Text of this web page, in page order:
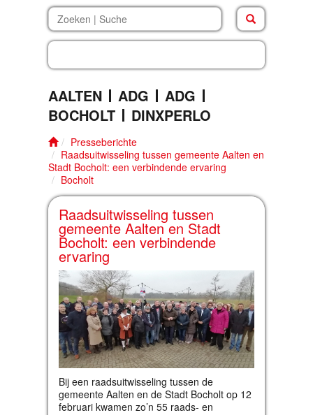
bocholt.
AALTEN ADG
ADG
BOCHOLT
DINXPERLO
Presseberichte
Raadsuitwisseling tussen gemeente Aalten en
Stadt Bocholt: een verbindende ervaring
Bocholt
Raadsuitwisseling tussen
gemeente Aalten en Stadt
Bocholt: een verbindende
ervaring
Bij een raadsuitwisseling tussen de
gemeente Aalten en de Stadt Bocholt op 12
februari kwamen zo’n 55 raads- en